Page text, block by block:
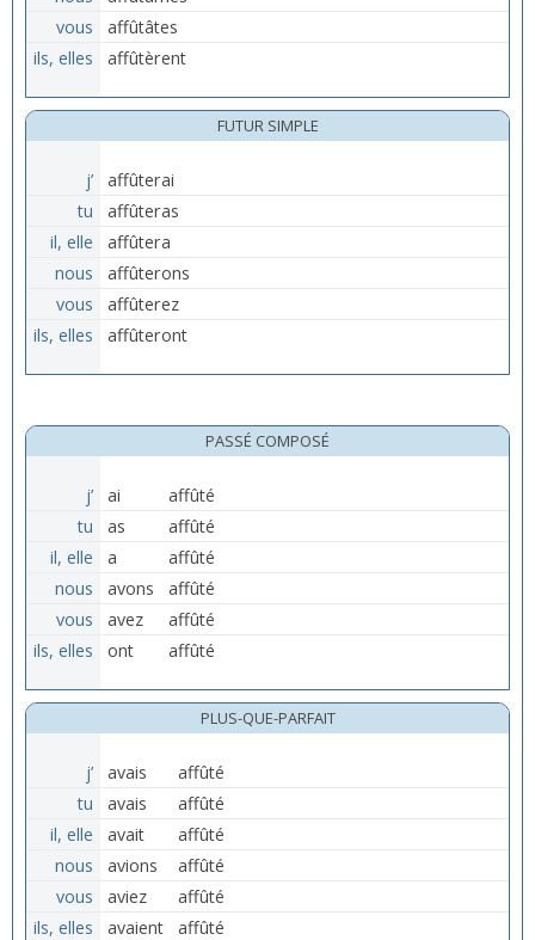
vous
affûtâtes
ils, elles
affûtèrent
FUTUR SIMPLE
j’
affûterai
tu
affûteras
il, elle
affûtera
nous
affûterons
vous
affûterez
ils, elles
affûteront
PASSÉ COMPOSÉ
j’ ai
affûté
tu
as
affûté
il, elle
a
affûté
nous
avons
affûté
vous
avez
affûté
ils, elles
ont affûté
PLUS-QUE-PARFAIT
j’ avais
affûté
tu
avais
affûté
il, elle
avait
affûté
nous
avions
affûté
vous
aviez
affûté
ils, elles
avaient affûté